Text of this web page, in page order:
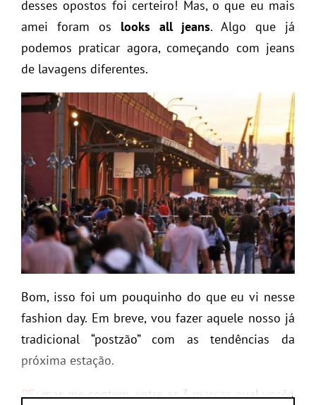
desses opostos foi certeiro! Mas, o que eu mais
amei foram os looks all jeans. Algo que já
podemos praticar agora, começando com jeans
de lavagens diferentes.
Bom, isso foi um pouquinho do que eu vi nesse
fashion day. Em breve, vou fazer aquele nosso já
tradicional “postzão” com as tendências da
próxima estação.
PS:mas me contem, entre as 3 marcas qual vocês